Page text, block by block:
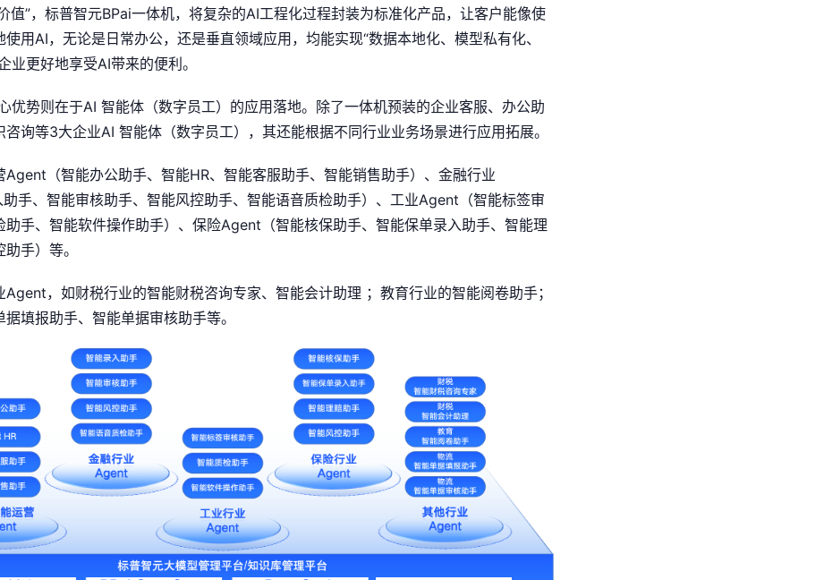
值”，标普智元BPai一体机，将复杂的AI工程化过程封装为标准化产品，让客户能像使
用AI，无论是日常办公，还是垂直领域应用，均能实现“数据本地化、模型私有化、
业更好地享受AI带来的便利。
优势则在于AI 智能体（数字员工）的应用落地。除了一体机预装的企业客服、办公助
询等3大企业AI 智能体（数字员工），其还能根据不同行业业务场景进行应用拓展。
Agent（智能办公助手、智能HR、智能客服助手、智能销售助手）、金融行业
手、智能审核助手、智能风控助手、智能语音质检助手）、工业Agent（智能标签审
助手、智能软件操作助手）、保险Agent（智能核保助手、智能保单录入助手、智能理
手）等。
，如财税行业的智能财税咨询专家、智能会计助理 ；教育行业的智能阅卷助手；
填报助手、智能单据审核助手等。